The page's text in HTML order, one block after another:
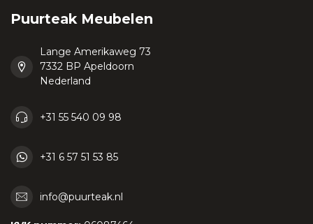
Puurteak Meubelen
Lange Amerikaweg 73
7332 BP Apeldoorn
Nederland
+31 55 540 09 98
+31 6 57 51 53 85
info@puurteak.nl